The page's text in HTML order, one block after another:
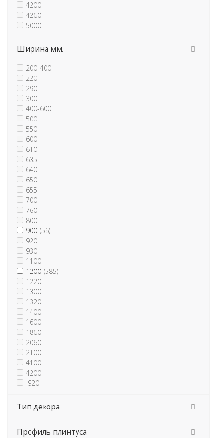
4200
4260
5000
Ширина мм.
200-400
220
290
300
400-600
500
550
600
610
635
640
650
655
700
760
800
900 (56)
920
930
1100
1200 (585)
1220
1300
1320
1400
1600
1860
2060
2100
4100
4200
920
Тип декора
Древесный
Каменный
О
Фантазийный
Профиль плинтуса
AP740
BL33
LB15 Mini
Lp
PL Egger
Premium line
Simple Line
WAP 127